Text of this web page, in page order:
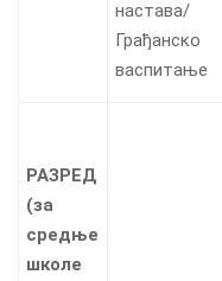
настава/
Грађанско
васпитање
РАЗРЕД
(за
средње
школе